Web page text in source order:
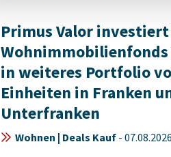
Primus Valor
Wohnimmobilienfonds
in weiteres Portfolio
Einheiten in Franken
Unterfranken
Wohnen | Deals Kauf - 07.08.2026